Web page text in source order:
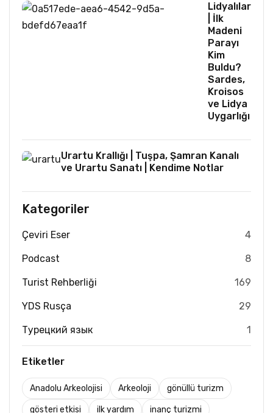
Lidyalılar
| İlk
Madeni
Parayı
Kim
Buldu?
Sardes,
Kroisos
ve Lidya
Uygarlığı
Urartu Krallığı | Tuşpa, Şamran Kanalı
ve Urartu Sanatı | Kendime Notlar
Kategoriler
Çeviri Eser 4
Podcast 8
Turist Rehberliği 169
YDS Rusça 29
Турецкий язык 1
Etiketler
Anadolu Arkeolojisi Arkeoloji gönüllü turizm
gösteri etkisi ilk yardım inanç turizmi